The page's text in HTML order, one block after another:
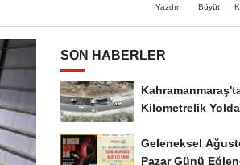
Yazdır Büyüt
SON HABERLER
Kilometrelik Yolda
Geleneksel
Pazar Günü